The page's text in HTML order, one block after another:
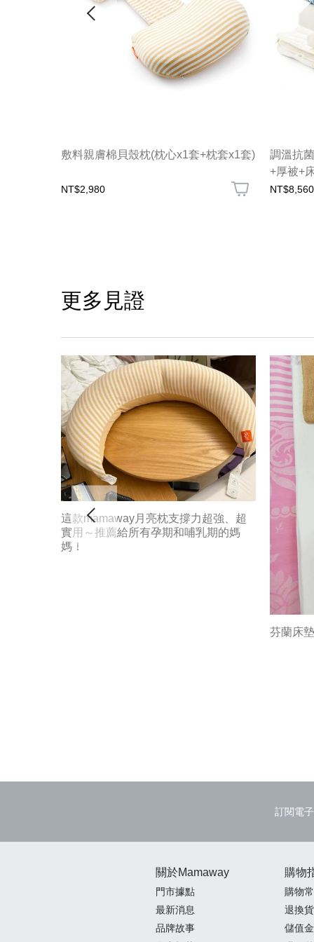
敷料親膚棉貝殼枕(枕心x1套+枕套x1套)
NT$2,980
調溫抗
+厚被+
NT$8,560
更多見證
這款mamaway月亮枕支撐力超強、超
實用～推薦給所有孕期和哺乳期的媽
媽！
芬蘭床
訂閱電
關於Mamaway
門市據點
最新消息
品牌故事
購物
購物
退換
儲值